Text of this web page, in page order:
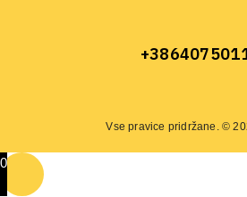
Vse pravice pridržane. ©
0